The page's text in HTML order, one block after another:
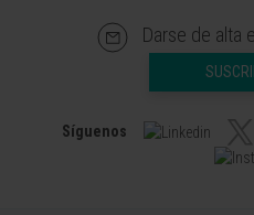
Darse de alta
Síguenos